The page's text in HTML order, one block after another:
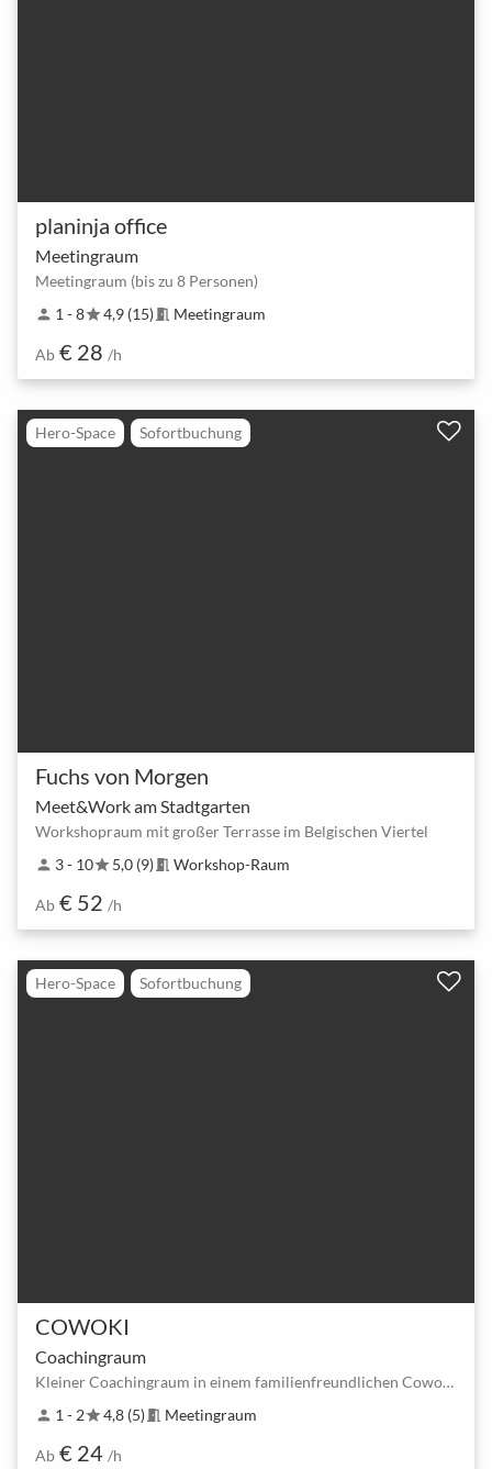
planinja office
Meetingraum
Meetingraum (bis zu 8 Personen)
person 1 - 8star4,9 (15) meeting_room Meetingraum
Ab € 28 /h
Hero-Space Sofortbuchung
Fuchs von Morgen
Meet&Work am Stadtgarten
Workshopraum mit großer Terrasse im Belgischen Viertel
person 3 - 10star5,0 (9) meeting_room Workshop-Raum
Ab € 52 /h
Hero-Space Sofortbuchung
COWOKI
Coachingraum
Kleiner Coachingraum in einem familienfreundlichen Coworking Space
person 1 - 2star4,8 (5) meeting_room Meetingraum
Ab € 24 /h